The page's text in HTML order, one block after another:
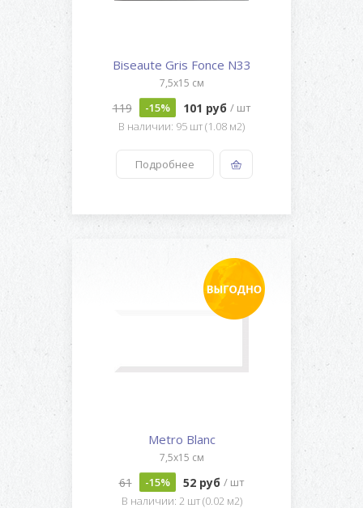
Biseaute Gris Fonce N33
7,5x15 см
119 -15% 101 руб / шт
В наличии: 95 шт (1.08 м2)
Подробнее
Metro Blanc
7,5x15 см
61 -15% 52 руб / шт
В наличии: 2 шт (0.02 м2)